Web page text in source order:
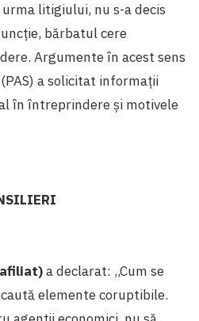
litigiului, nu s-a decis
bărbatul cere
Argumente în acest sens
a solicitat informații
în întreprindere și motivele
a declarat: ,,Cum se
elemente coruptibile.